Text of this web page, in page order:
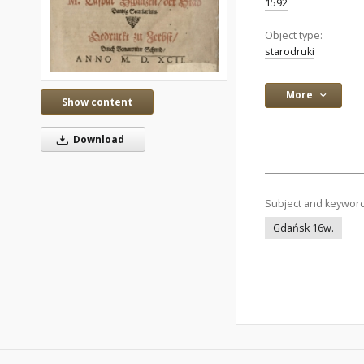
Show content
Download
1592
Object type:
starodruki
More
Subject and
Gdańsk 16w.